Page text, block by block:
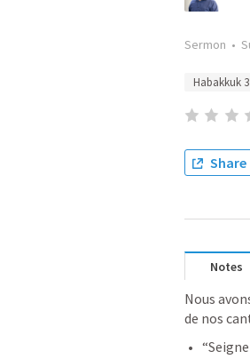
Sermon •
Habakkuk 3
Share
Notes
Nous
de nos